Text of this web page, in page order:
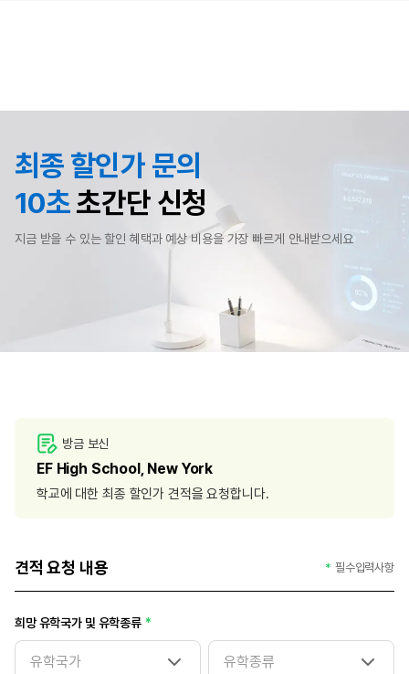
최종 할인가 문의
10초초간단 신청
지금 받을 수 있는 할인 혜택과 예상 비용을 가장 빠르게 안내받으세요
방금 보신
EF High School, New York
학교에 대한 최종 할인가 견적을 요청합니다.
견적 요청 내용 필수입력사항
희망 유학국가 및 유학종류